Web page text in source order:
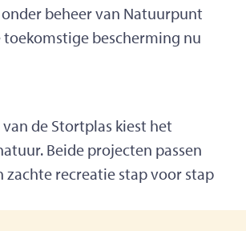
beheer van Natuurpunt
bescherming nu
de Stortplas kiest het
Beide projecten passen
recreatie stap voor stap